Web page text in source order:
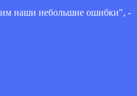
наши небольшие ошибки", -